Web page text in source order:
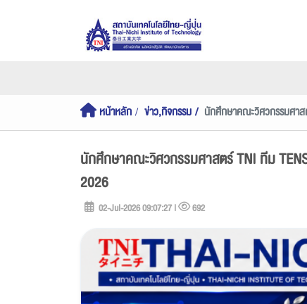
หน้าหลัก ข่าว,กิจกรรม นักศึกษาคณะวิศวกรรมศา
นักศึกษาคณะวิศวกรรมศาสตร์ TNI ทีม
2026
02-Jul-2026 09:07:27 | 692